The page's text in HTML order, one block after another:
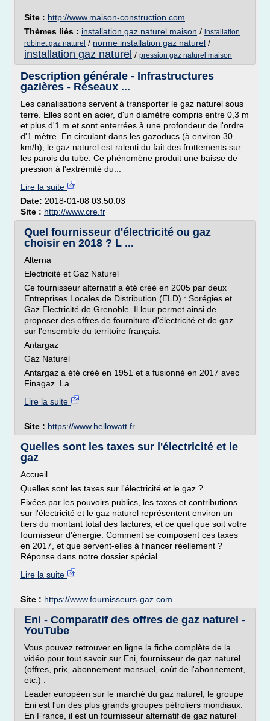
Site : http://www.maison-construction.com
Thèmes liés : installation gaz naturel maison / installation
robinet gaz naturel / norme installation gaz naturel /
installation gaz naturel / pression gaz naturel maison
Description générale - Infrastructures
gazières - Réseaux ...
Les canalisations servent à transporter le gaz naturel sous
terre. Elles sont en acier, d'un diamètre compris entre 0,3 m
et plus d'1 m et sont enterrées à une profondeur de l'ordre
d'1 mètre. En circulant dans les gazoducs (à environ 30
km/h), le gaz naturel est ralenti du fait des frottements sur
les parois du tube. Ce phénomène produit une baisse de
pression à l'extrémité du...
Lire la suite
Date: 2018-01-08 03:50:03
Site : http://www.cre.fr
Quel fournisseur d'électricité ou gaz
choisir en 2018 ? L ...
Alterna
Electricité et Gaz Naturel
Ce fournisseur alternatif a été créé en 2005 par deux
Entreprises Locales de Distribution (ELD) : Sorégies et
Gaz Electricité de Grenoble. Il leur permet ainsi de
proposer des offres de fourniture d'électricité et de gaz
sur l'ensemble du territoire français.
Antargaz
Gaz Naturel
Antargaz a été créé en 1951 et a fusionné en 2017 avec
Finagaz. La...
Lire la suite
Site : https://www.hellowatt.fr
Quelles sont les taxes sur l'électricité et le
gaz
Accueil
Quelles sont les taxes sur l'électricité et le gaz ?
Fixées par les pouvoirs publics, les taxes et contributions
sur l'électricité et le gaz naturel représentent environ un
tiers du montant total des factures, et ce quel que soit votre
fournisseur d'énergie. Comment se composent ces taxes
en 2017, et que servent-elles à financer réellement ?
Réponse dans notre dossier spécial...
Lire la suite
Site : https://www.fournisseurs-gaz.com
Eni - Comparatif des offres de gaz naturel -
YouTube
Vous pouvez retrouver en ligne la fiche complète de la
vidéo pour tout savoir sur Eni, fournisseur de gaz naturel
(offres, prix, abonnement mensuel, coût de l'abonnement,
etc.) :
Leader européen sur le marché du gaz naturel, le groupe
Eni est l'un des plus grands groupes pétroliers mondiaux.
En France, il est un fournisseur alternatif de gaz naturel